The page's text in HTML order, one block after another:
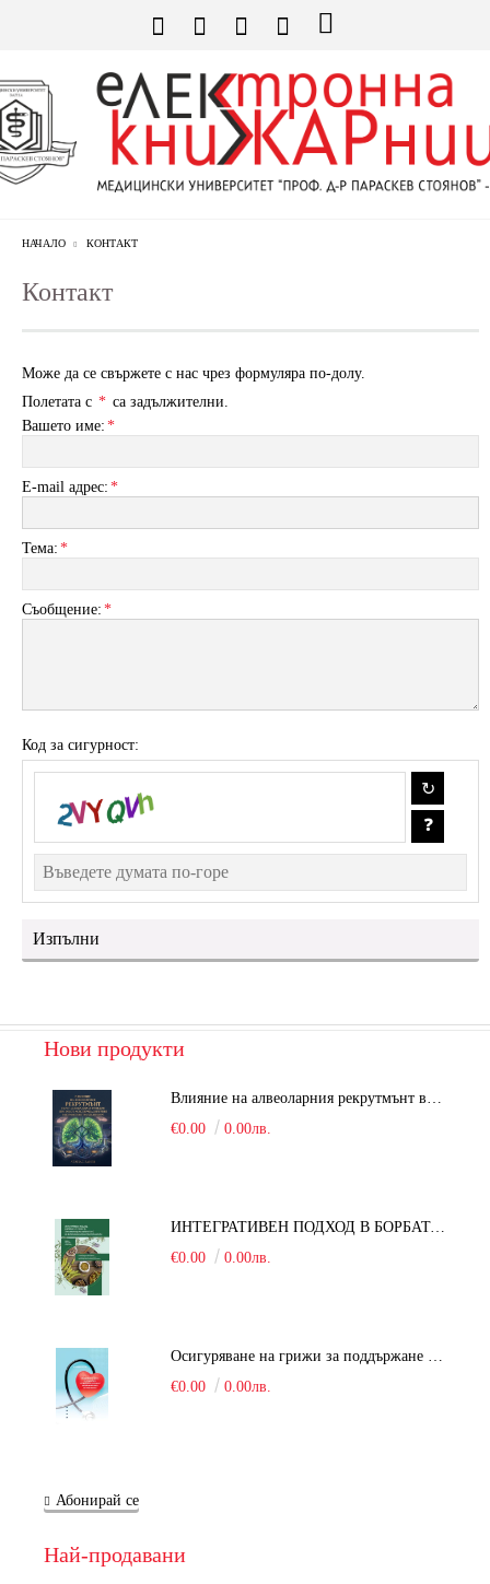
НАЧАЛО КОНТАКТ
Контакт
Може да се свържете с нас чрез формуляра по-долу.
Полетата с * са задължителни.
Вашето име: *
E-mail адрес: *
Тема: *
Съобщение: *
Код за сигурност:
Нови продукти
Влияние на алвеоларния рекрутмънт върху белодробната функция при робот-асистирана хирургия в положение Тренделенбург
€0.00
0.00лв.
ИНТЕГРАТИВЕН ПОДХОД В БОРБАТА С COVID-19: От патогенезата на Sars-Cov-2 до фитомедицината и етноботаниката. Антивирусна активност и терапевтичен потенциал на българските лечебни растения
€0.00
0.00лв.
Осигуряване на грижи за поддържане на здравното състояние на уязвимите групи от населени
€0.00
0.00лв.
Абонирай се
Най-продавани